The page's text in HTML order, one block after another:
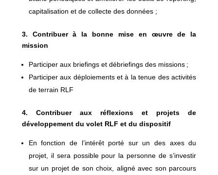
capitalisation et de collecte des données ;
3. Contribuer à la bonne mise en œuvre de la
mission
Participer aux briefings et débriefings des missions ;
Participer aux déploiements et à la tenue des activités
de terrain RLF
4. Contribuer aux réflexions et projets de
développement du volet RLF et du dispositif
En fonction de l’intérêt porté sur un des axes du
projet, il sera possible pour la personne de s’investir
sur un projet de son choix, aligné avec son parcours